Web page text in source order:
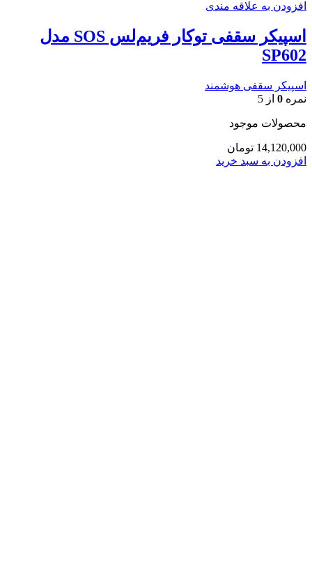
افزودن به علاقه مندی
اسپیکر سقفی توکار فریم‌لس SOS مدل
SP602
اسپیکر سقفی هوشمند
نمره 0 از 5
محصولات موجود
14,120,000 تومان
افزودن به سبد خرید